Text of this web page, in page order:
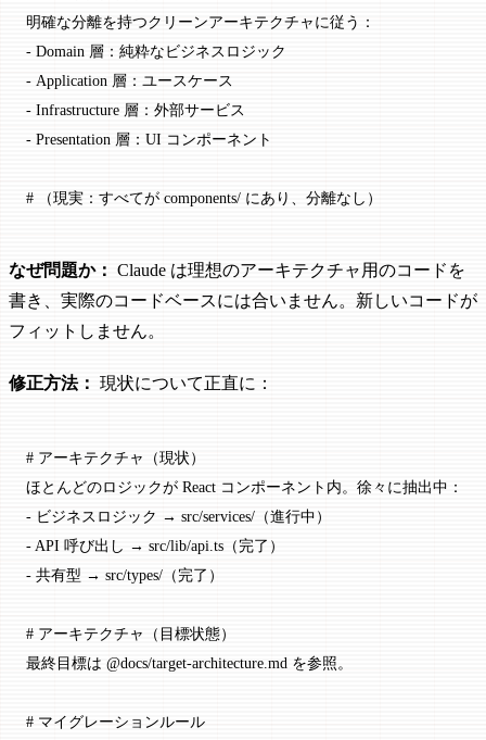
明確な分離を持つクリーンアーキテクチャに従う：
- Domain 層：純粋なビジネスロジック
- Application 層：ユースケース
- Infrastructure 層：外部サービス
- Presentation 層：UI コンポーネント
# （現実：すべてが components/ にあり、分離なし）
なぜ問題か： Claude は理想のアーキテクチャ用のコードを
書き、実際のコードベースには合いません。新しいコードが
フィットしません。
修正方法： 現状について正直に：
# アーキテクチャ（現状）
ほとんどのロジックが React コンポーネント内。徐々に抽出中：
- ビジネスロジック → src/services/（進行中）
- API 呼び出し → src/lib/api.ts（完了）
- 共有型 → src/types/（完了）
# アーキテクチャ（目標状態）
最終目標は @docs/target-architecture.md を参照。
# マイグレーションルール